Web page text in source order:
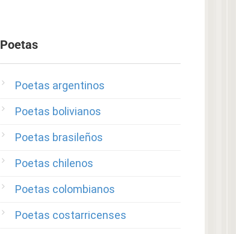
Poetas
Poetas argentinos
Poetas bolivianos
Poetas brasileños
Poetas chilenos
Poetas colombianos
Poetas costarricenses